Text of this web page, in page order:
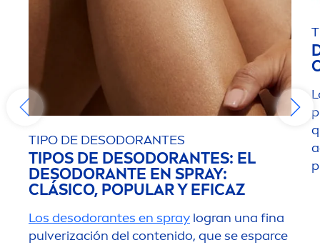
TIPO DE DESODORANTES
TIPOS DE DESODORANTES: EL
DESODORANTE EN SPRAY:
CLÁSICO, POPULAR Y EFICAZ
Los desodorantes en spray logran una fina
pulverización del contenido, que se esparce